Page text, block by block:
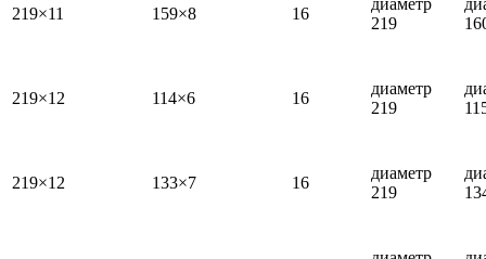
219×11 159×8 16
диаметр
219
219×12 114×6 16
диаметр
219
219×12 133×7 16
диаметр
219